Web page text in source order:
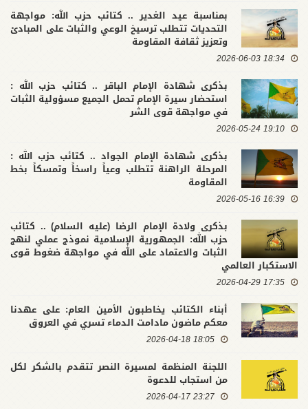
بمناسبة عيد الغدير .. كتائب حزب الله: مواجهة
التحديات تتطلب ترسيخ الوعي والثبات على المبادئ
وتعزيز ثقافة المقاومة
18:34 2026-06-03
بذكرى شهادة الإمام الباقر .. كتائب حزب الله :
استحضار سيرة الإمام تحمل الجميع مسؤولية الثبات
في مواجهة قوى الشر
19:10 2026-05-24
بذكرى شهادة الإمام الجواد .. كتائب حزب الله :
المرحلة الراهنة تتطلب وعياً راسخاً وتمسكاً بخط
المقاومة
16:39 2026-05-16
بذكرى ولادة الإمام الرضا (عليه السلام) .. كتائب
حزب الله: الجمهورية الإسلامية نموذج عملي لنهج
الثبات والاعتماد على الله في مواجهة ضغوط قوى
الاستكبار العالمي
17:35 2026-04-29
أبناء الكتائب يخاطبون الأمين العام: على عهدنا
معكم ماضون مادامت الدماء تسري في العروق
18:05 2026-04-18
اللجنة المنظمة لمسيرة النصر تتقدم بالشكر لكل
من استجاب للدعوة
23:27 2026-04-17